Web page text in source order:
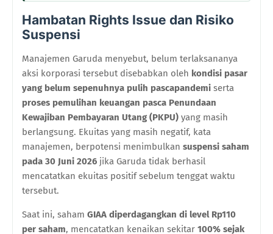
Hambatan Rights Issue dan Risiko
Suspensi
Manajemen Garuda menyebut, belum terlaksananya
aksi korporasi tersebut disebabkan oleh kondisi pasar
yang belum sepenuhnya pulih pascapandemi serta
proses pemulihan keuangan pasca Penundaan
Kewajiban Pembayaran Utang (PKPU) yang masih
berlangsung. Ekuitas yang masih negatif, kata
manajemen, berpotensi menimbulkan suspensi saham
pada 30 Juni 2026 jika Garuda tidak berhasil
mencatatkan ekuitas positif sebelum tenggat waktu
tersebut.
Saat ini, saham GIAA diperdagangkan di level Rp110
per saham, mencatatkan kenaikan sekitar 100% sejak